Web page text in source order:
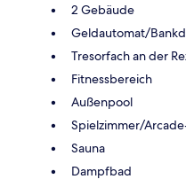
2 Gebäude
Geldautomat/
Tresorfach an der
Fitnessbereich
Außenpool
Spielzimmer/
Sauna
Dampfbad